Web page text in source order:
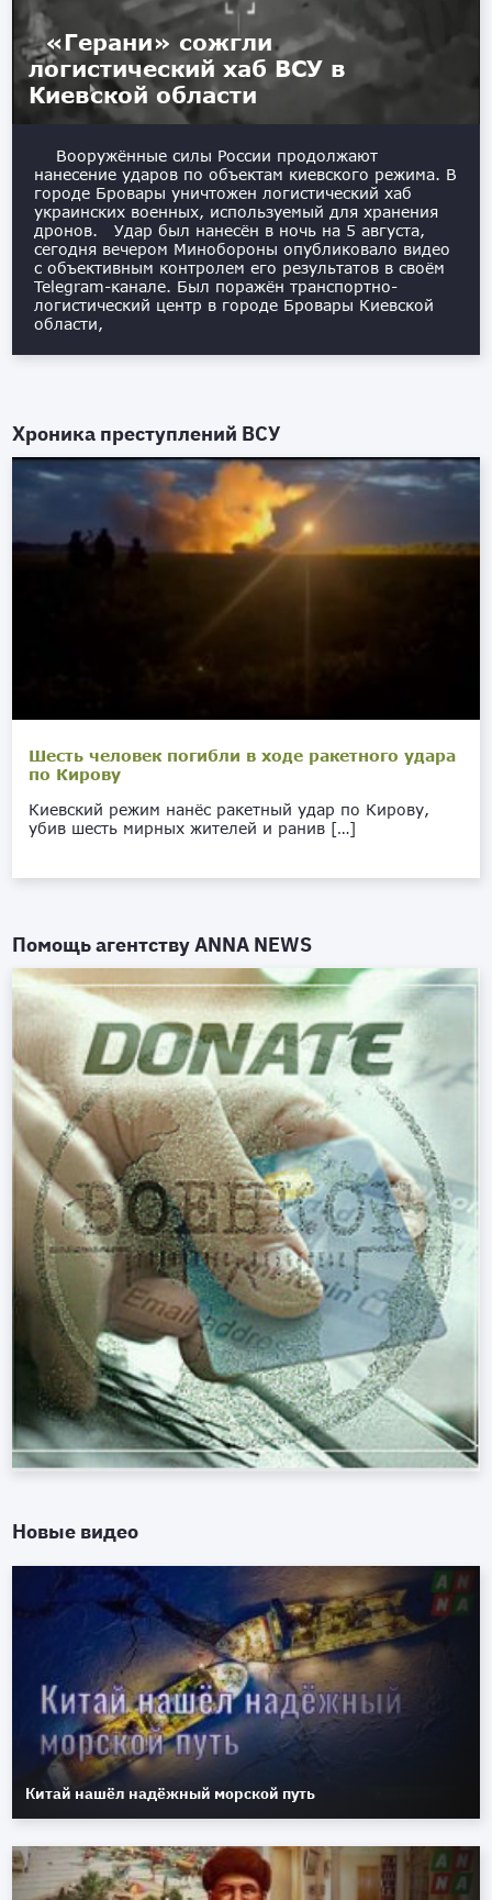
«Герани» сожгли
логистический хаб ВСУ в
Киевской области
Вооружённые силы России продолжают
нанесение ударов по объектам киевского режима. В
городе Бровары уничтожен логистический хаб
украинских военных, используемый для хранения
дронов. Удар был нанесён в ночь на 5 августа,
сегодня вечером Минобороны опубликовало видео
с объективным контролем его результатов в своём
Telegram-канале. Был поражён транспортно-
логистический центр в городе Бровары Киевской
области,
Хроника преступлений ВСУ
Шесть человек погибли в ходе ракетного удара
по Кирову
Киевский режим нанёс ракетный удар по Кирову,
убив шесть мирных жителей и ранив […]
Помощь агентствуANNA NEWS
Новые видео
Китай нашёл надёжный морской путь